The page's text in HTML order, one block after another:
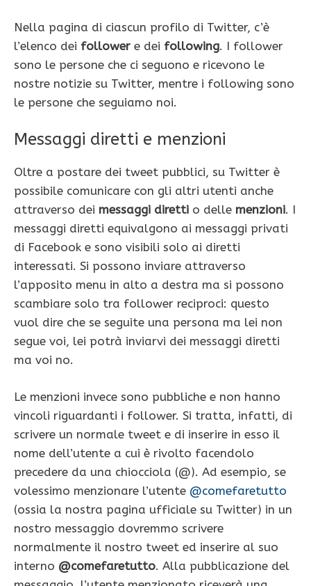
Nella pagina di ciascun profilo di Twitter, c’è
l’elenco dei follower e dei following. I follower
sono le persone che ci seguono e ricevono le
nostre notizie su Twitter, mentre i following sono
le persone che seguiamo noi.
Messaggi diretti e menzioni
Oltre a postare dei tweet pubblici, su Twitter è
possibile comunicare con gli altri utenti anche
attraverso dei messaggi diretti o delle menzioni. I
messaggi diretti equivalgono ai messaggi privati
di Facebook e sono visibili solo ai diretti
interessati. Si possono inviare attraverso
l’apposito menu in alto a destra ma si possono
scambiare solo tra follower reciproci: questo
vuol dire che se seguite una persona ma lei non
segue voi, lei potrà inviarvi dei messaggi diretti
ma voi no.
Le menzioni invece sono pubbliche e non hanno
vincoli riguardanti i follower. Si tratta, infatti, di
scrivere un normale tweet e di inserire in esso il
nome dell’utente a cui è rivolto facendolo
precedere da una chiocciola (@). Ad esempio, se
volessimo menzionare l’utente @comefaretutto
(ossia la nostra pagina ufficiale su Twitter) in un
nostro messaggio dovremmo scrivere
normalmente il nostro tweet ed inserire al suo
interno @comefaretutto. Alla pubblicazione del